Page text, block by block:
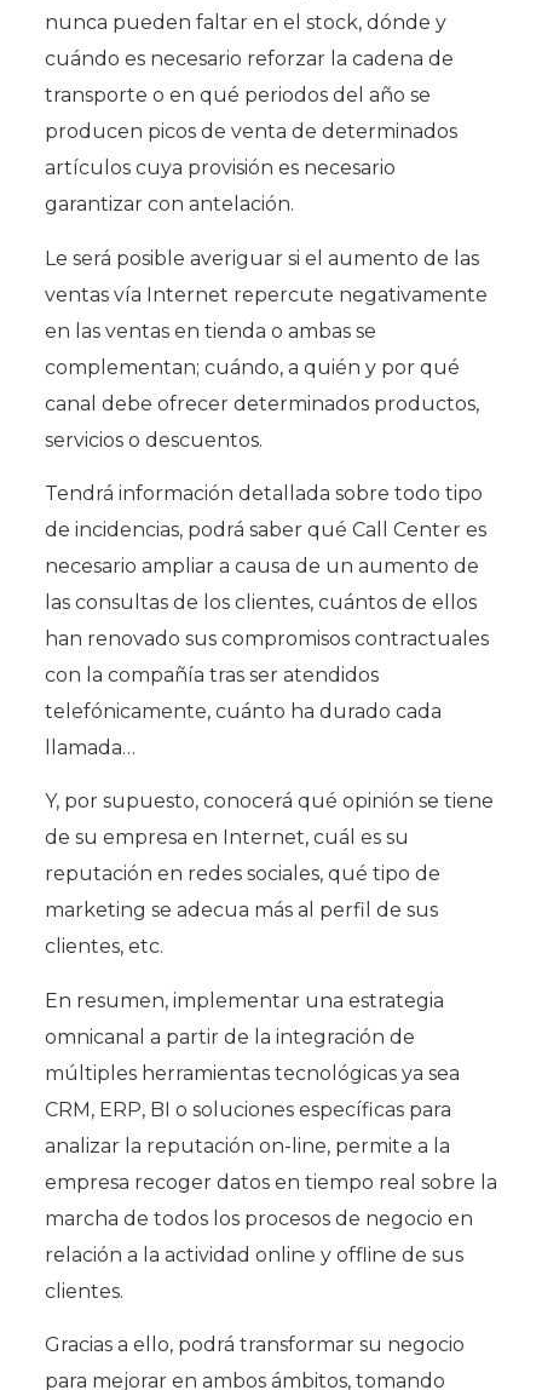
nunca pueden faltar en el stock, dónde y
cuándo es necesario reforzar la cadena de
transporte o en qué periodos del año se
producen picos de venta de determinados
artículos cuya provisión es necesario
garantizar con antelación.
Le será posible averiguar si el aumento de las
ventas vía Internet repercute negativamente
en las ventas en tienda o ambas se
complementan; cuándo, a quién y por qué
canal debe ofrecer determinados productos,
servicios o descuentos.
Tendrá información detallada sobre todo tipo
de incidencias, podrá saber qué Call Center es
necesario ampliar a causa de un aumento de
las consultas de los clientes, cuántos de ellos
han renovado sus compromisos contractuales
con la compañía tras ser atendidos
telefónicamente, cuánto ha durado cada
llamada…
Y, por supuesto, conocerá qué opinión se tiene
de su empresa en Internet, cuál es su
reputación en redes sociales, qué tipo de
marketing se adecua más al perfil de sus
clientes, etc.
En resumen, implementar una estrategia
omnicanal a partir de la integración de
múltiples herramientas tecnológicas ya sea
CRM, ERP, BI o soluciones específicas para
analizar la reputación on-line, permite a la
empresa recoger datos en tiempo real sobre la
marcha de todos los procesos de negocio en
relación a la actividad online y offline de sus
clientes.
Gracias a ello, podrá transformar su negocio
para mejorar en ambos ámbitos, tomando